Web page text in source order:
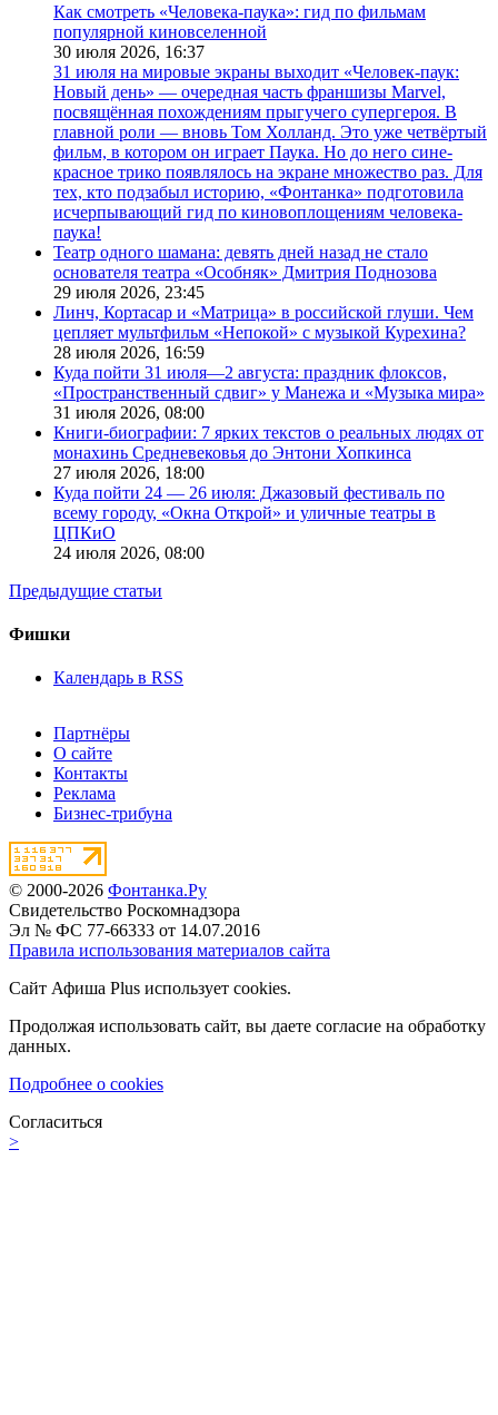
Как смотреть «Человека-паука»: гид по фильмам
популярной киновселенной
30 июля 2026, 16:37
31 июля на мировые экраны выходит «Человек-паук:
Новый день» — очередная часть франшизы Marvel,
посвящённая похождениям прыгучего супергероя. В
главной роли — вновь Том Холланд. Это уже четвёртый
фильм, в котором он играет Паука. Но до него сине-
красное трико появлялось на экране множество раз. Для
тех, кто подзабыл историю, «Фонтанка» подготовила
исчерпывающий гид по киновоплощениям человека-
паука!
Театр одного шамана: девять дней назад не стало
основателя театра «Особняк» Дмитрия Поднозова
29 июля 2026, 23:45
Линч, Кортасар и «Матрица» в российской глуши. Чем
цепляет мультфильм «Непокой» с музыкой Курехина?
28 июля 2026, 16:59
Куда пойти 31 июля—2 августа: праздник флоксов,
«Пространственный сдвиг» у Манежа и «Музыка мира»
31 июля 2026, 08:00
Книги-биографии: 7 ярких текстов о реальных людях от
монахинь Средневековья до Энтони Хопкинса
27 июля 2026, 18:00
Куда пойти 24 — 26 июля: Джазовый фестиваль по
всему городу, «Окна Открой» и уличные театры в
ЦПКиО
24 июля 2026, 08:00
Предыдущие статьи
Фишки
Календарь в RSS
Партнёры
О сайте
Контакты
Реклама
Бизнес-трибуна
© 2000-2026 Фонтанка.Ру
Свидетельство Роскомнадзора
Эл № ФС 77-66333 от 14.07.2016
Правила использования материалов сайта
Сайт Афиша Plus использует cookies.
Продолжая использовать сайт, вы даете согласие на обработку
данных.
Подробнее о cookies
Согласиться
>